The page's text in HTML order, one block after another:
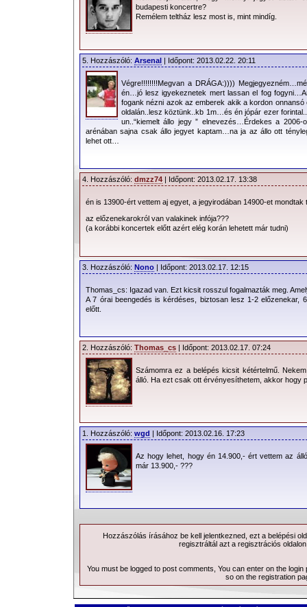
További információk:
nem lehetséges a parkolás.
mélygarázsát lehet használni.
Kapunyitás: 2013.05.21. 19:00
Program:
- ??:?? - ??:?? ???
- ??:?? - ??:??depeCHe MODE
Beléptetés: Csak a jegyen kijelölt
a belépés.
elé csak kiemelt álló jeggyel
A Stadion megközelítése
- Budapesti tömegközlekedés -
budapesti koncertre?
Remélem teltház lesz most is, mint mindíg.
5. Hozzászóló: Arsenal | Időpont: 2013.02.22. 20:11
Végre!!!!!!!!Megvan a DRÁGA:))))
én…jó lesz igyekeznetek mert lassan el fog
fogank nézni azok az emberek akik a kordon onnansó
oldalán..lesz köztünk..kb 1m…és én jópár ezer
un..“kiemelt állo jegy ” elnevezés…Érdekes a
arénában sajna csak állo jegyet kaptam…na ja az állo ott
lehet ott…
4. Hozzászóló: dmzz74 | Időpont: 2013.02.17. 13:38
én is 13900-ért vettem aj egyet, a jegyirodában 14900-et mondtak
az előzenekarokról van valakinek infója???
(a korábbi koncertek előtt azért elég korán lehetett már tudni)
3. Hozzászóló: Nono | Időpont: 2013.02.17. 12:15
Thomas_cs: Igazad van. Ezt kicsit rosszul fogalmazták meg.
A 7 órai beengedés is kérdéses, biztosan lesz 1-2 előzenekar,
előtt.
2. Hozzászóló: Thomas_cs | Időpont: 2013.02.17. 07:24
Számomra ez a belépés kicsit kétértelmű.
álló. Ha ezt csak ott érvényesíthetem, akkor hogy
1. Hozzászóló: wgd | Időpont: 2013.02.16. 17:23
Az hogy lehet, hogy én 14.900,- ért vettem az
már 13.900,- ???
Hozzászólás írásához be kell jelentkezned, ezt a belépési
regisztráltál azt a regisztrációs
You must be logged to post comments, You can enter on the login
so on the registration